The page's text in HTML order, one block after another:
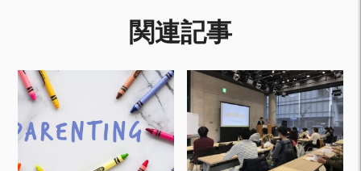
関連記事